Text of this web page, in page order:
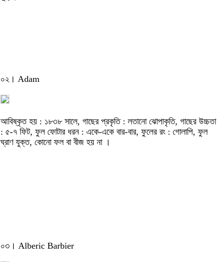
০২। Adam
আবিষ্কৃত হয় : ১৮৩৮ সালে, গাছের প্রকৃতি : লতানো ঝোপাকৃতি, গাছের উচ্চতা
: ৫-৭ ফিট, ফুল ফোটার ধরন : একে-একে বার-বার, ফুলের রং : গোলাপি, ফুল
ঘ্রাণ যুক্ত, কোনো ফল বা বীজ হয় না ।
০৩। Alberic Barbier